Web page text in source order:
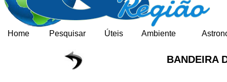
Home Pesquisar Úteis Ambiente
BANDEIRA